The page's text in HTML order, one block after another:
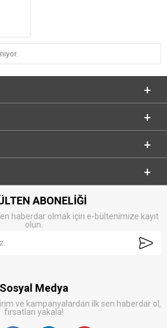
ABONELİĞİ
haberdar olmak için e-bültenimize kayıt
olun.
Sosyal Medya
ve kampanyalardan ilk sen haberdar ol,
fırsatları yakala!